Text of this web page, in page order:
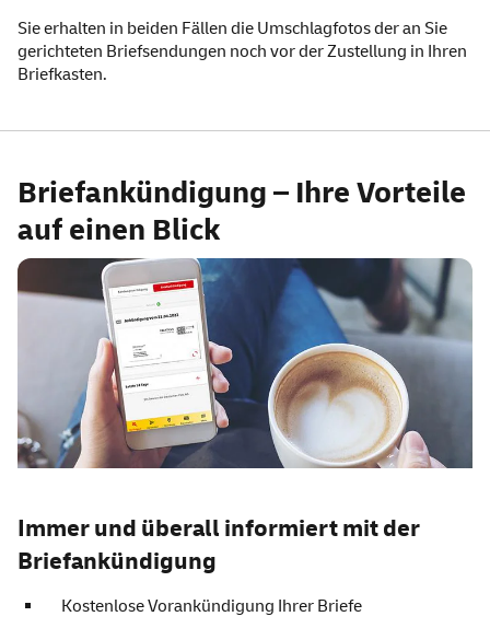
Sie erhalten in beiden Fällen die Umschlagfotos der an Sie
gerichteten Briefsendungen noch vor der Zustellung in Ihren
Briefkasten.
Briefankündigung – Ihre Vorteile
auf einen Blick
Immer und überall informiert mit der
Briefankündigung
Kostenlose Vorankündigung Ihrer Briefe